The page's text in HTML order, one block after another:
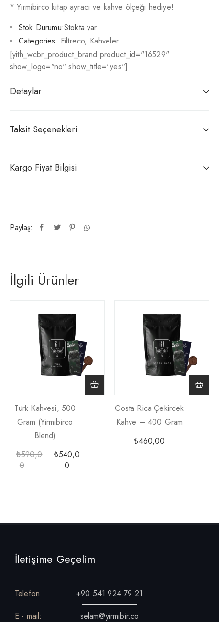
* Yirmibirco kitap ayracı ve kahve ölçeği hediye!
Stok Durumu:Stokta var
Paylaş:
Categories: Filtreco, Kahveler
[yith_wcbr_product_brand product_id="16529"
show_logo="no" show_title="yes"]
Detaylar
Taksit Seçenekleri
Kargo Fiyat Bilgisi
İlgili Ürünler
Türk Kahvesi, 500
Gram (yirmibirco
Blend)
₺590,0
0
₺540,0
0
Costa Rica Çekirdek
Kahve – 400 Gram
₺460,00
İletişime Geçelim
Telefon
+90 541 924 79 21
E - mail:
selam@yirmibir.co